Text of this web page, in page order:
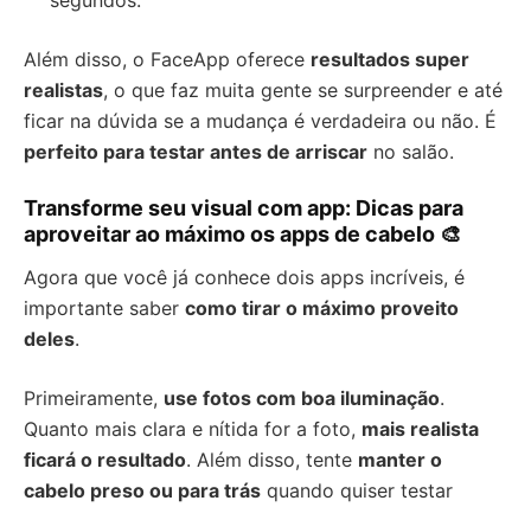
Além disso, o FaceApp oferece resultados super
realistas, o que faz muita gente se surpreender e até
ficar na dúvida se a mudança é verdadeira ou não. É
perfeito para testar antes de arriscar no salão.
Transforme seu visual com app: Dicas para
aproveitar ao máximo os apps de cabelo 🎨
Agora que você já conhece dois apps incríveis, é
importante saber como tirar o máximo proveito
deles.
Primeiramente, use fotos com boa iluminação.
Quanto mais clara e nítida for a foto, mais realista
ficará o resultado. Além disso, tente manter o
cabelo preso ou para trás quando quiser testar